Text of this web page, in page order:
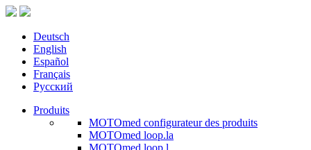
Deutsch
English
Español
Français
Русский
Produits
MOTOmed configurateur des produits
MOTOmed loop.la
MOTOmed loop.l